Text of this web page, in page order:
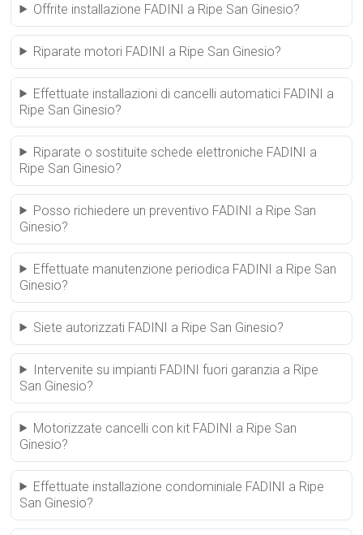
Offrite installazione FADINI a Ripe San Ginesio?
Riparate motori FADINI a Ripe San Ginesio?
Effettuate installazioni di cancelli automatici FADINI a
Ripe San Ginesio?
Riparate o sostituite schede elettroniche FADINI a
Ripe San Ginesio?
Posso richiedere un preventivo FADINI a Ripe San
Ginesio?
Effettuate manutenzione periodica FADINI a Ripe San
Ginesio?
Siete autorizzati FADINI a Ripe San Ginesio?
Intervenite su impianti FADINI fuori garanzia a Ripe
San Ginesio?
Motorizzate cancelli con kit FADINI a Ripe San
Ginesio?
Effettuate installazione condominiale FADINI a Ripe
San Ginesio?